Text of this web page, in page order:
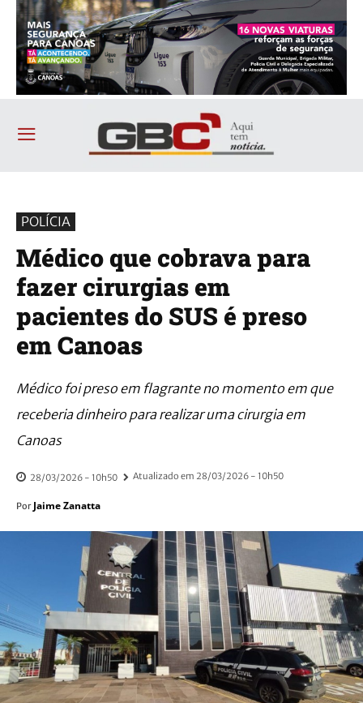
POLÍCIA
Médico que cobrava para
fazer cirurgias em
pacientes do SUS é preso
em Canoas
Médico foi preso em flagrante no momento em que
receberia dinheiro para realizar uma cirurgia em
Canoas
28/03/2026 - 10h50 Atualizado em 28/03/2026 - 10h50
Por Jaime Zanatta